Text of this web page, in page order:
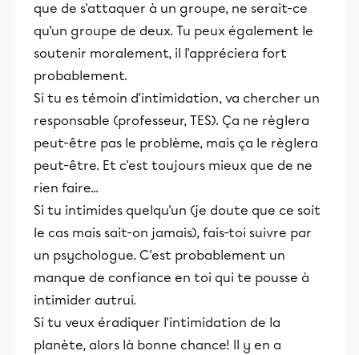
que de s'attaquer à un groupe, ne serait-ce
qu'un groupe de deux. Tu peux également le
soutenir moralement, il l'appréciera fort
probablement.
Si tu es témoin d'intimidation, va chercher un
responsable (professeur, TES). Ça ne règlera
peut-être pas le problème, mais ça le règlera
peut-être. Et c'est toujours mieux que de ne
rien faire...
Si tu intimides quelqu'un (je doute que ce soit
le cas mais sait-on jamais), fais-toi suivre par
un psychologue. C'est probablement un
manque de confiance en toi qui te pousse à
intimider autrui.
Si tu veux éradiquer l'intimidation de la
planète, alors là bonne chance! Il y en a